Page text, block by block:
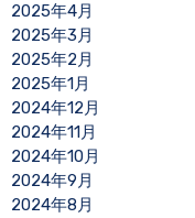
2025年4月
2025年3月
2025年2月
2025年1月
2024年12月
2024年11月
2024年10月
2024年9月
2024年8月